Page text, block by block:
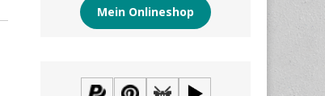
Mein Onlineshop